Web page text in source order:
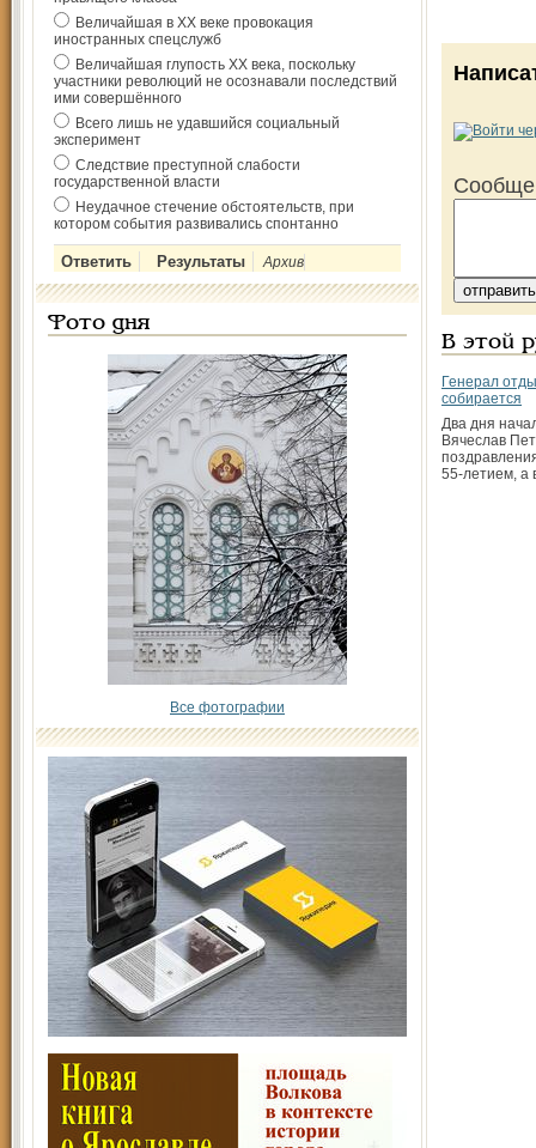
Величайшая в ХХ веке провокация
иностранных спецслужб
Величайшая глупость ХХ века, поскольку
участники революций не осознавали последствий
ими совершённого
Всего лишь не удавшийся социальный
эксперимент
Следствие преступной слабости
государственной власти
Неудачное стечение обстоятельств, при
котором события развивались спонтанно
Архив
Фото дня
Все фотографии
В этой
Генерал
собирается
Два дня
Вячеслав
55-летием, а